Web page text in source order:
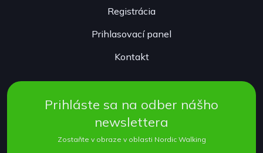
Registrácia
Prihlasovací panel
Kontakt
Prihláste sa na odber nášho
newslettera
Zostaňte v obraze v oblasti Nordic Walking